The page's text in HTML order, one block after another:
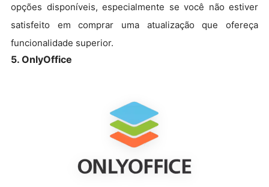
opções disponíveis, especialmente se você não estiver
satisfeito em comprar uma atualização que ofereça
funcionalidade superior.
5. OnlyOffice